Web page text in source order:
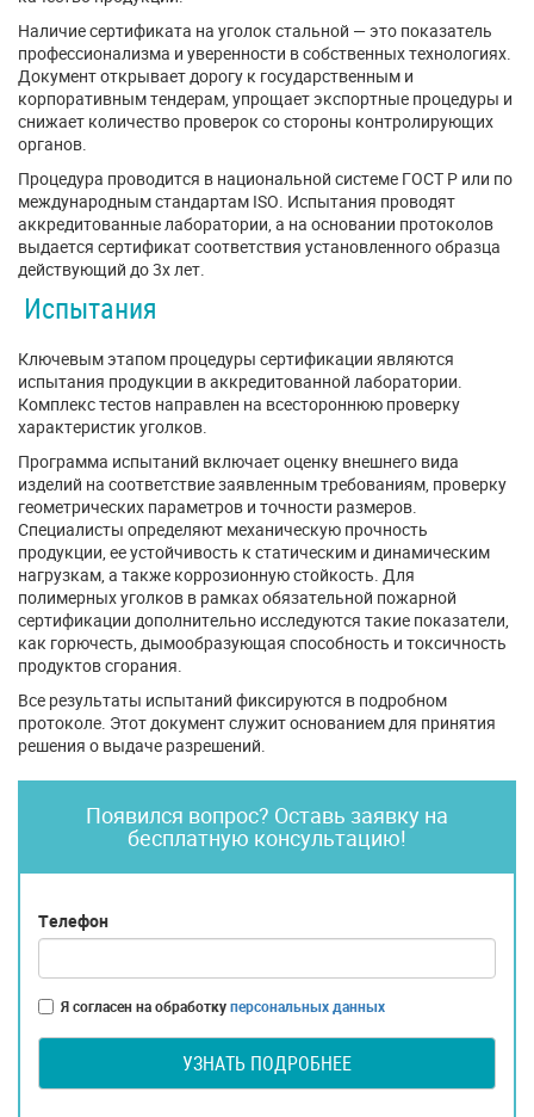
Наличие сертификата на уголок стальной — это показатель
профессионализма и уверенности в собственных технологиях.
Документ открывает дорогу к государственным и
корпоративным тендерам, упрощает экспортные процедуры и
снижает количество проверок со стороны контролирующих
органов.
Процедура проводится в национальной системе ГОСТ Р или по
международным стандартам ISO. Испытания проводят
аккредитованные лаборатории, а на основании протоколов
выдается сертификат соответствия установленного образца
действующий до 3х лет.
Испытания
Ключевым этапом процедуры сертификации являются
испытания продукции в аккредитованной лаборатории.
Комплекс тестов направлен на всестороннюю проверку
характеристик уголков.
Программа испытаний включает оценку внешнего вида
изделий на соответствие заявленным требованиям, проверку
геометрических параметров и точности размеров.
Специалисты определяют механическую прочность
продукции, ее устойчивость к статическим и динамическим
нагрузкам, а также коррозионную стойкость. Для
полимерных уголков в рамках обязательной пожарной
сертификации дополнительно исследуются такие показатели,
как горючесть, дымообразующая способность и токсичность
продуктов сгорания.
Все результаты испытаний фиксируются в подробном
протоколе. Этот документ служит основанием для принятия
решения о выдаче разрешений.
Появился вопрос? Оставь заявку на
бесплатную консультацию!
Телефон
Я согласен на обработкуперсональных данных
УЗНАТЬ ПОДРОБНЕЕ